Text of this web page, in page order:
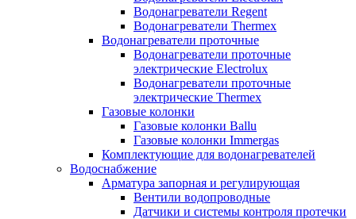
Водонагреватели Regent
Водонагреватели Thermex
Водонагреватели проточные
Водонагреватели проточные
электрические Electrolux
Водонагреватели проточные
электрические Thermex
Газовые колонки
Газовые колонки Ballu
Газовые колонки Immergas
Комплектующие для водонагревателей
Водоснабжение
Арматура запорная и регулирующая
Вентили водопроводные
Датчики и системы контроля протечки